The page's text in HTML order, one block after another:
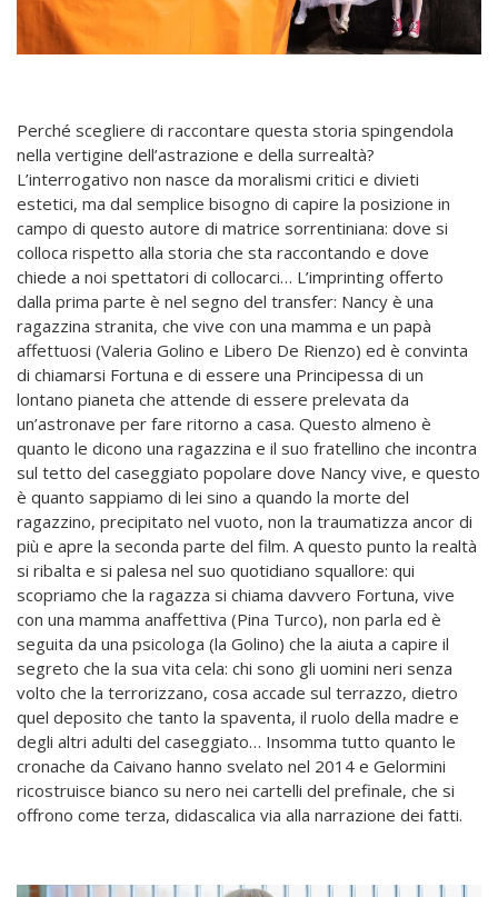
Perché scegliere di raccontare questa storia spingendola
nella vertigine dell’astrazione e della surrealtà?
L’interrogativo non nasce da moralismi critici e divieti
estetici, ma dal semplice bisogno di capire la posizione in
campo di questo autore di matrice sorrentiniana: dove si
colloca rispetto alla storia che sta raccontando e dove
chiede a noi spettatori di collocarci… L’imprinting offerto
dalla prima parte è nel segno del transfer: Nancy è una
ragazzina stranita, che vive con una mamma e un papà
affettuosi (Valeria Golino e Libero De Rienzo) ed è convinta
di chiamarsi Fortuna e di essere una Principessa di un
lontano pianeta che attende di essere prelevata da
un’astronave per fare ritorno a casa. Questo almeno è
quanto le dicono una ragazzina e il suo fratellino che incontra
sul tetto del caseggiato popolare dove Nancy vive, e questo
è quanto sappiamo di lei sino a quando la morte del
ragazzino, precipitato nel vuoto, non la traumatizza ancor di
più e apre la seconda parte del film. A questo punto la realtà
si ribalta e si palesa nel suo quotidiano squallore: qui
scopriamo che la ragazza si chiama davvero Fortuna, vive
con una mamma anaffettiva (Pina Turco), non parla ed è
seguita da una psicologa (la Golino) che la aiuta a capire il
segreto che la sua vita cela: chi sono gli uomini neri senza
volto che la terrorizzano, cosa accade sul terrazzo, dietro
quel deposito che tanto la spaventa, il ruolo della madre e
degli altri adulti del caseggiato… Insomma tutto quanto le
cronache da Caivano hanno svelato nel 2014 e Gelormini
ricostruisce bianco su nero nei cartelli del prefinale, che si
offrono come terza, didascalica via alla narrazione dei fatti.